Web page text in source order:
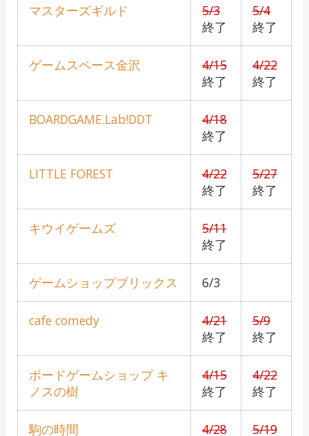
マスターズギルド
5/3
終了
5/4
終了
ゲームスペース金沢
4/15
終了
4/22
終了
BOARDGAME.Lab!DDT
4/18
終了
LITTLE FOREST
4/22
終了
5/27
終了
キウイゲームズ
5/11
終了
ゲームショップブリックス 6/3
cafe comedy
4/21
終了
5/9
終了
ボードゲームショップ キ
ノスの樹
4/15
終了
4/22
終了
駒の時間
4/28
5/19